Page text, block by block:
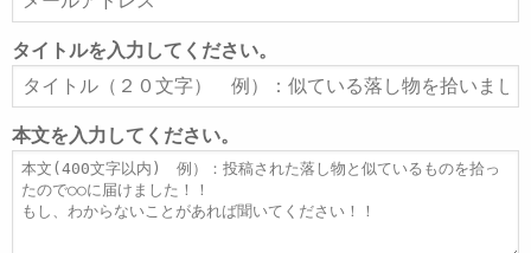
ー
ル
ア
ド
レ
ス
タイトルを入力してください。
タ
イ
ト
ル
本文を入力してください。
本
文